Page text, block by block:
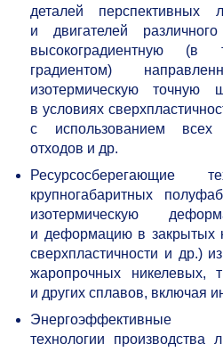
деталей перспективных
и двигателей
высокоградиентную
градиентом)
изотермическую точную
в условиях
с использованием всех
отходов и др.
Ресурсосберегающие
крупногабаритных
изотермическую
и деформацию в закрытых
сверхпластичности и др.)
жаропрочных никелевых,
и других сплавов, включая
Энергоэффективные
технологии производства